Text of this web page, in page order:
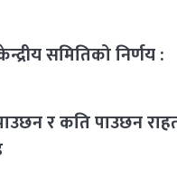
समितिको निर्णय :
र कति पाउछन